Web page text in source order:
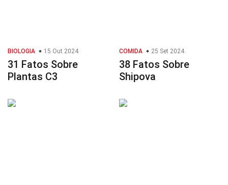
BIOLOGIA 15 Out 2024
31 Fatos Sobre
Plantas C3
COMIDA 25 Set 2024
38 Fatos Sobre
Shipova